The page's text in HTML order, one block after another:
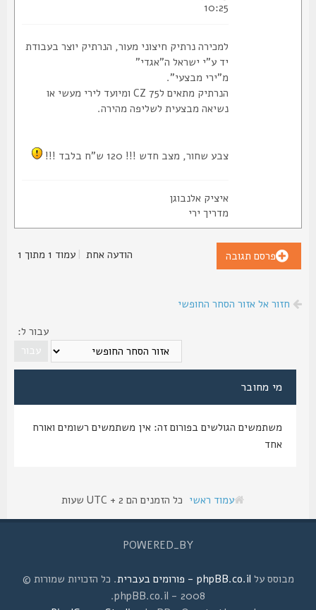
10:25
למכירה נרתיק חיצוני מעור, הנרתיק יוצר בעבודת
יד ע"י ישראל ה"אגדי"
מ"ירי מבצעי".
הנרתיק מתאים לCZ 75 ומיועד לירי מעשי או
נשיאה מבצעית לשליפה מהירה.
צבע שחור, מצב חדש !!! 120 ש"ח בלבד !!!
איציק אלנבוגן
מדריך ירי
פרסם תגובה הודעה אחת |עמוד1מתוך1
חזור אל אזור הסחר החופשי
עבור ל:
מי מחובר
משתמשים הגולשים בפורום זה: אין משתמשים רשומים ואורח
עמוד ראשי כל הזמנים הם UTC + 2 שעות
POWERED_BY
מבוסס עלphpBB.co.il - פורומים בעברית
. כל הזכויות שמורות ©
2008 - phpBB.co.il.